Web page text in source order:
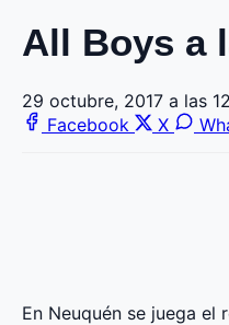
All Boys a
29 octubre, 2017 a las
Facebook
X
En Neuquén se juega